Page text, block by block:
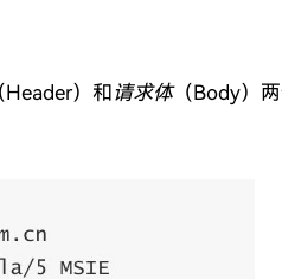
Header）和请求体（Body）